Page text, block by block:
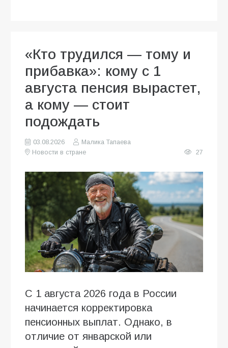
«Кто трудился — тому и
прибавка»: кому с 1
августа пенсия вырастет,
а кому — стоит
подождать
03.08.2026
Малика Тапаева
Новости в стране
27
С 1 августа 2026 года в России
начинается корректировка
пенсионных выплат. Однако, в
отличие от январской или